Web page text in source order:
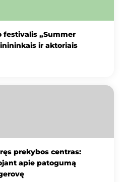
festivalis „Summer
ir aktoriais
prekybos centras:
apie patogumą